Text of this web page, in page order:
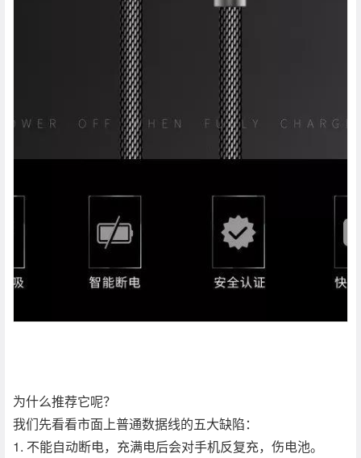
为什么推荐它呢？
我们先看看市面上普通数据线的五大缺陷：
1. 不能自动断电，充满电后会对手机反复充，伤电池。